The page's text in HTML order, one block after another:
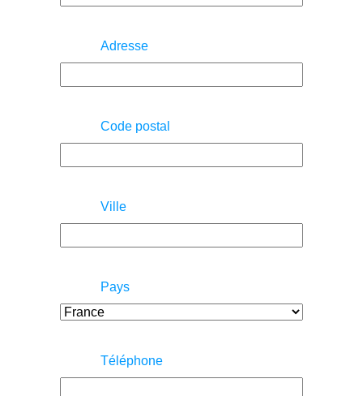
Adresse
Code postal
Ville
Pays
Téléphone